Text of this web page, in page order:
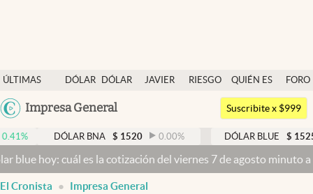
ÚLTIMAS
NOTICIAS
DÓLAR
DÓLAR
JAVIER
RIESGO
QUIÉN ES
QUIÉN
FORO
Argentina
México
Impresa General
Dólar
Members
Economía y Política
Finanzas y Mercados
Mercados Online
Suscribite x $999
DÓLAR BNA $ 1520 0.00% DÓLAR BLUE $ 1525 -0.33
es la cotización del viernes 7 de agosto minuto a minuto
El Cronista Impresa General